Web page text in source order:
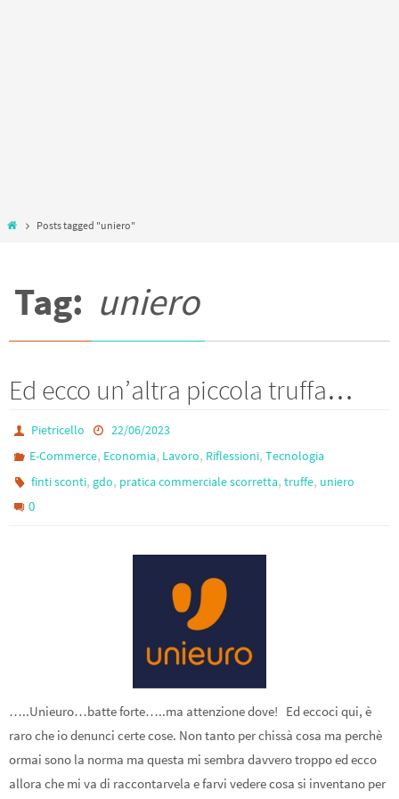
HomePosts tagged "uniero"
Tag: uniero
Ed ecco un’altra piccola truffa…
Pietricello
22/06/2023
E-Commerce, Economia, Lavoro, Riflessioni,Tecnologia
finti sconti, gdo, pratica commerciale scorretta,truffe, uniero
0
…..Unieuro…batte forte…..ma attenzione dove! Ed eccoci qui, è
raro che io denunci certe cose. Non tanto per chissà cosa ma perchè
ormai sono la norma ma questa mi sembra davvero troppo ed ecco
allora che mi va di raccontarvela e farvi vedere cosa si inventano per